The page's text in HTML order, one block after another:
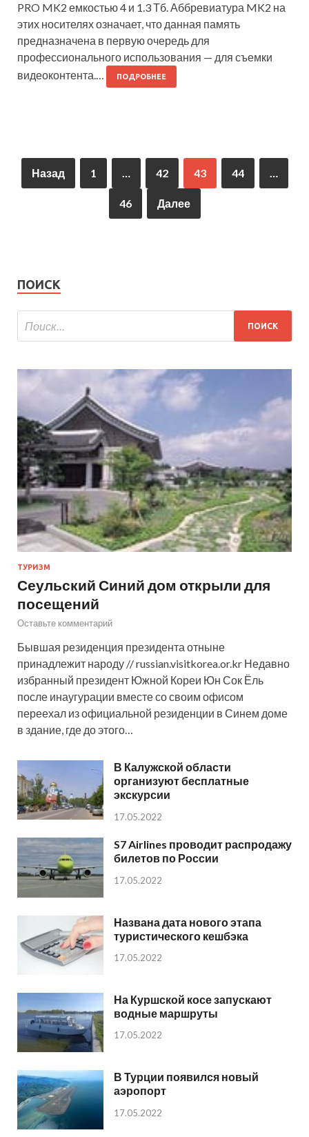
PRO MK2 емкостью 4 и 1.3 Тб. Аббревиатура MK2 на
этих носителях означает, что данная память
предназначена в первую очередь для
профессионального использования — для съемки
видеоконтента.…
ПОДРОБНЕЕ
Назад 1 … 42 43 44 …
46 Далее
ПОИСК
ТУРИЗМ
Сеульский Синий дом открыли для
посещений
Оставьте комментарий
Бывшая резиденция президента отныне
принадлежит народу // russian.visitkorea.or.kr Недавно
избранный президент Южной Кореи Юн Сок Ёль
после инаугурации вместе со своим офисом
переехал из официальной резиденции в Синем доме
в здание, где до этого…
В Калужской области
организуют бесплатные
экскурсии
17.05.2022
S7 Airlines проводит распродажу
билетов по России
17.05.2022
Названа дата нового этапа
туристического кешбэка
17.05.2022
На Куршской косе запускают
водные маршруты
17.05.2022
В Турции появился новый
аэропорт
17.05.2022